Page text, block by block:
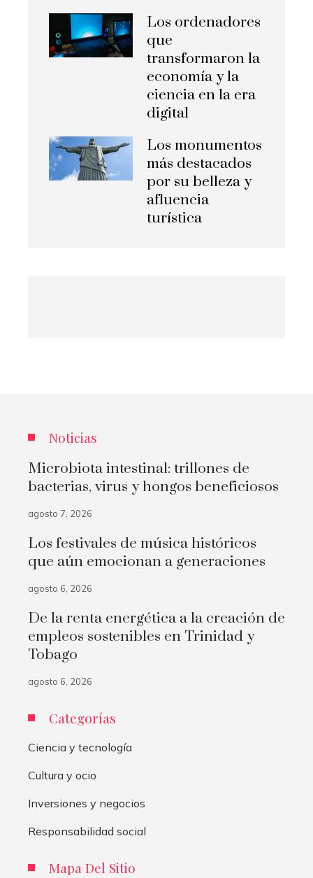
Los ordenadores
que
transformaron la
economía y la
ciencia en la era
digital
Los monumentos
más destacados
por su belleza y
afluencia
turística
Noticias
Microbiota intestinal: trillones de
bacterias, virus y hongos beneficiosos
agosto 7, 2026
Los festivales de música históricos
que aún emocionan a generaciones
agosto 6, 2026
De la renta energética a la creación de
empleos sostenibles en Trinidad y
Tobago
agosto 6, 2026
Categorías
Ciencia y tecnología
Cultura y ocio
Inversiones y negocios
Responsabilidad social
Mapa Del Sitio